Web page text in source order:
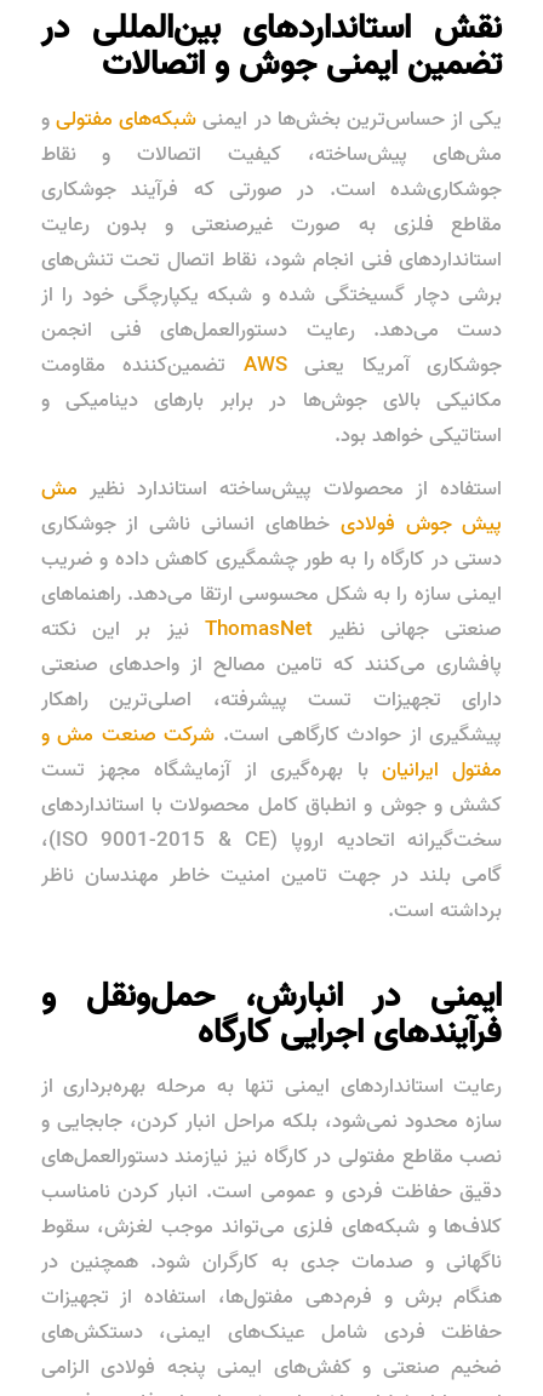
نقش استانداردهای بین‌المللی در
تضمین ایمنی جوش و اتصالات
یکی از حساس‌ترین بخش‌ها در ایمنیشبکه‌های مفتولیو
مش‌های پیش‌ساخته، کیفیت اتصالات و نقاط
جوشکاری‌شده است. در صورتی که فرآیند جوشکاری
مقاطع فلزی به صورت غیرصنعتی و بدون رعایت
استانداردهای فنی انجام شود، نقاط اتصال تحت تنش‌های
برشی دچار گسیختگی شده و شبکه یکپارچگی خود را از
دست می‌دهد. رعایت دستورالعمل‌های فنی انجمن
جوشکاری آمریکا یعنیAWS تضمین‌کننده مقاومت
مکانیکی بالای جوش‌ها در برابر بارهای دینامیکی و
استاتیکی خواهد بود.
استفاده از محصولات پیش‌ساخته استاندارد نظیر مش
پیش جوش فولادی خطاهای انسانی ناشی از جوشکاری
دستی در کارگاه را به طور چشمگیری کاهش داده و ضریب
ایمنی سازه را به شکل محسوسی ارتقا می‌دهد. راهنماهای
صنعتی جهانی نظیر ThomasNetنیز بر این نکته
پافشاری می‌کنند که تامین مصالح از واحدهای صنعتی
دارای تجهیزات تست پیشرفته، اصلی‌ترین راهکار
پیشگیری از حوادث کارگاهی است. شرکت صنعت مش و
مفتول ایرانیانبا بهره‌گیری از آزمایشگاه مجهز تست
کشش و جوش و انطباق کامل محصولات با استانداردهای
سخت‌گیرانه اتحادیه اروپا (ISO 9001-2015 & CE)،
گامی بلند در جهت تامین امنیت خاطر مهندسان ناظر
برداشته است.
ایمنی در انبارش، حمل‌ونقل و
فرآیندهای اجرایی کارگاه
رعایت استانداردهای ایمنی تنها به مرحله بهره‌برداری از
سازه محدود نمی‌شود، بلکه مراحل انبار کردن، جابجایی و
نصب مقاطع مفتولی در کارگاه نیز نیازمند دستورالعمل‌های
دقیق حفاظت فردی و عمومی است. انبار کردن نامناسب
کلاف‌ها و شبکه‌های فلزی می‌تواند موجب لغزش، سقوط
ناگهانی و صدمات جدی به کارگران شود. همچنین در
هنگام برش و فرم‌دهی مفتول‌ها، استفاده از تجهیزات
حفاظت فردی شامل عینک‌های ایمنی، دستکش‌های
ضخیم صنعتی و کفش‌های ایمنی پنجه فولادی الزامی